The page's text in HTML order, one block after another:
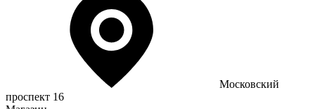
Московский
проспект 16